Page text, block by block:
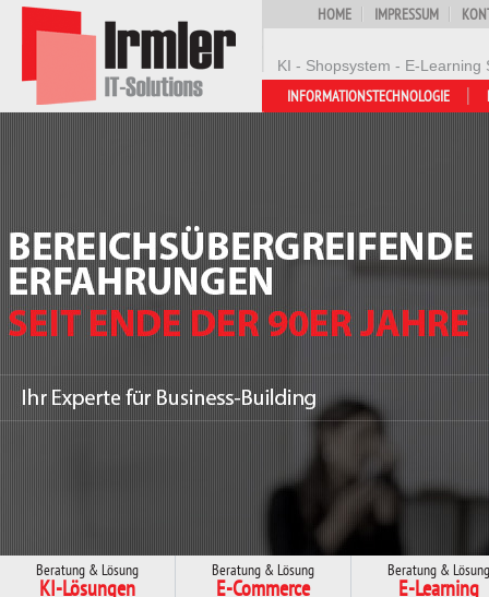
KI - Shopsystem - E-
HOME IMPRESSUM
INFORMATIONSTECHNOLOGIE
Beratung & Lösung
KI-Lösungen
Beratung & Lösung
E-Commerce
Beratung & Lösung
E-Learning